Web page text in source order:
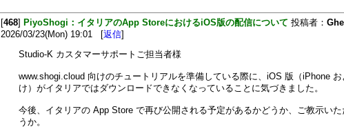
[468] PiyoShogi：イタリアのApp StoreにおけるiOS版の配信について 投稿者：
2026/03/23(Mon) 19:01 [返信]
Studio-K カスタマーサポートご担当者様
www.shogi.cloud 向けのチュートリアルを準備している際に、iOS 版（iPhone お
け）がイタリアではダウンロードできなくなっていることに気づきました。
今後、イタリアの App Store で再び公開される予定があるかどうか、ご教示いた
うか。